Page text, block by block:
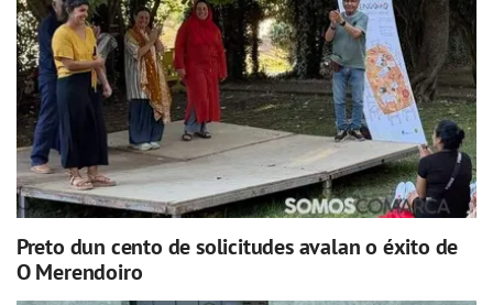
Preto dun cento de solicitudes avalan o éxito de
O Merendoiro